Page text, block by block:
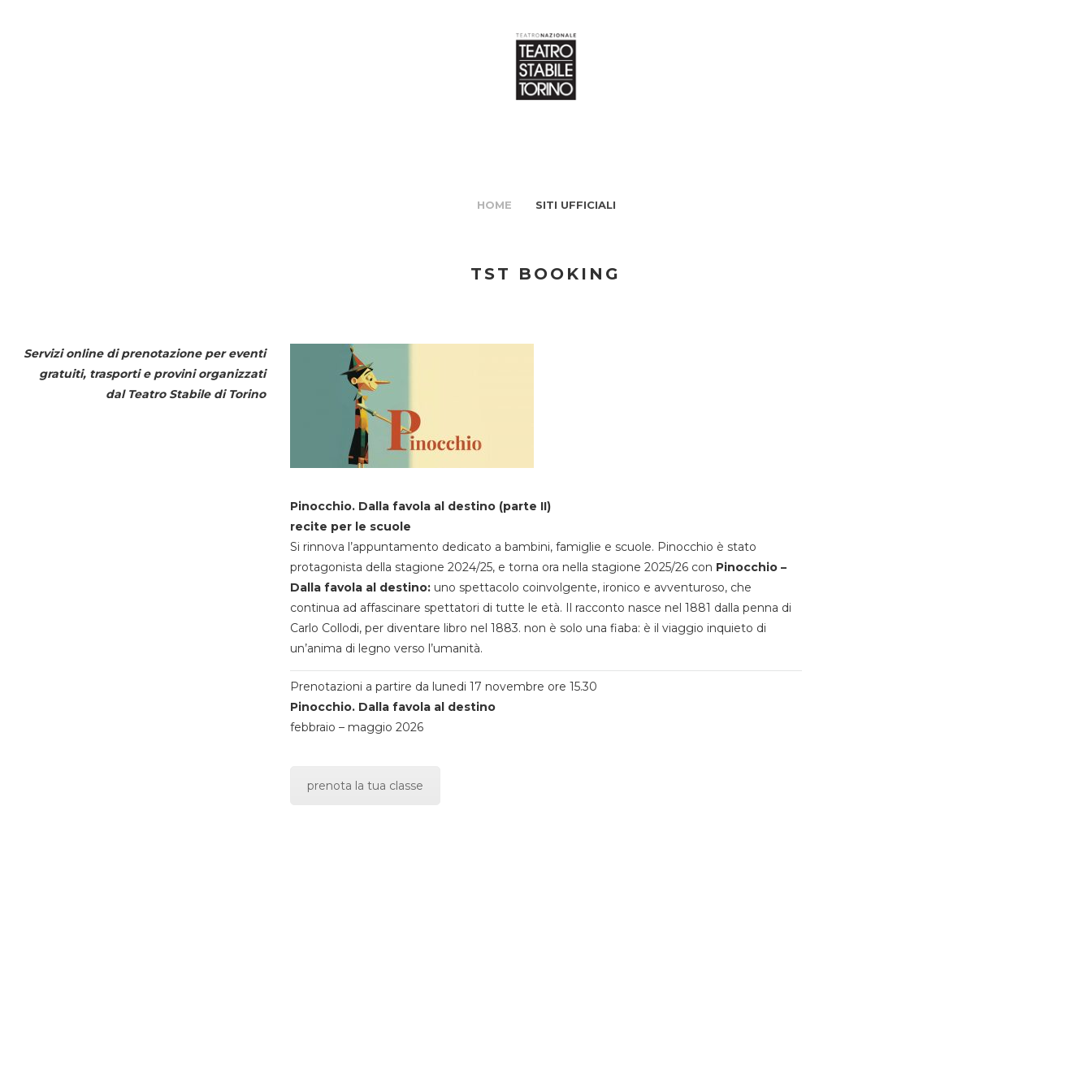
HOME SITI UFFICIALI
TST BOOKING
Servizi online di prenotazione per eventi
gratuiti, trasporti e provini organizzati
dal Teatro Stabile di Torino
Pinocchio. Dalla favola al destino (parte II)
recite per le scuole
Si rinnova l’appuntamento dedicato a bambini, famiglie e scuole. Pinocchio è stato
protagonista della stagione 2024/25, e torna ora nella stagione 2025/26 con Pinocchio –
Dalla favola al destino:uno spettacolo coinvolgente, ironico e avventuroso, che
continua ad affascinare spettatori di tutte le età. Il racconto nasce nel 1881 dalla penna di
Carlo Collodi, per diventare libro nel 1883. non è solo una fiaba: è il viaggio inquieto di
un’anima di legno verso l’umanità.
Prenotazioni a partire da lunedi 17 novembre ore 15.30
Pinocchio. Dalla favola al destino
febbraio – maggio 2026
prenota la tua classe